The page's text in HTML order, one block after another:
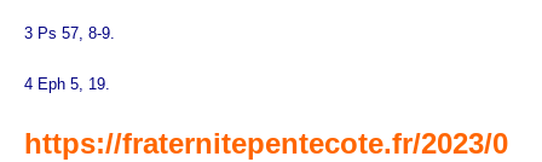
3 Ps 57, 8-9.
4 Eph 5, 19.
https://fraternitepentecote.fr/2023/0